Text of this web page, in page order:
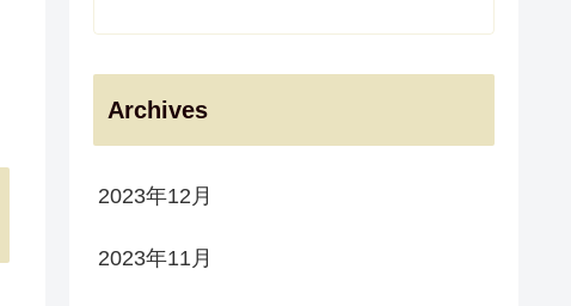
Archives
2023年12月
2023年11月